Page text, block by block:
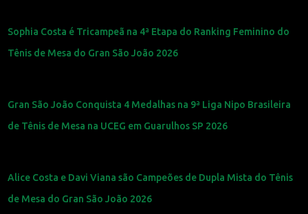
Sophia Costa é Tricampeã na 4ª Etapa do Ranking Feminino do
Tênis de Mesa do Gran São João 2026
Gran São João Conquista 4 Medalhas na 9ª Liga Nipo Brasileira
de Tênis de Mesa na UCEG em Guarulhos SP 2026
Alice Costa e Davi Viana são Campeões de Dupla Mista do Tênis
de Mesa do Gran São João 2026